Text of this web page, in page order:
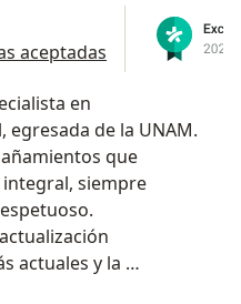
aceptadas
en
de la UNAM.
Mi prioridad es llevar acompañamientos que
siempre
actuales y la
la psicología y